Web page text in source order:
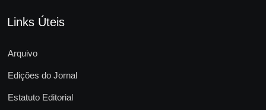
Links Úteis
Arquivo
Edições do Jornal
Estatuto Editorial